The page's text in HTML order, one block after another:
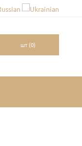
шт(0)